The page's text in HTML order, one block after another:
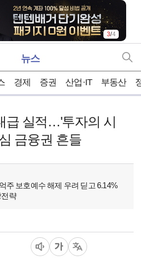
3/4
뉴스
경제 증권 산업·IT 부동산
급 실적…'투자의 시
금융권 흔들
주 보호예수 해제 우려 딛고 6.14%
전략